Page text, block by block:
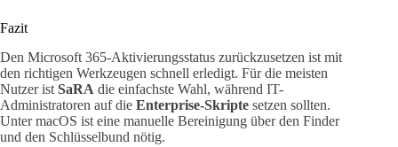
Fazit
Den Microsoft 365-Aktivierungsstatus zurückzusetzen ist mit
den richtigen Werkzeugen schnell erledigt. Für die meisten
Nutzer ist SaRA die einfachste Wahl, während IT-
Administratoren auf die Enterprise-Skripte setzen sollten.
Unter macOS ist eine manuelle Bereinigung über den Finder
und den Schlüsselbund nötig.